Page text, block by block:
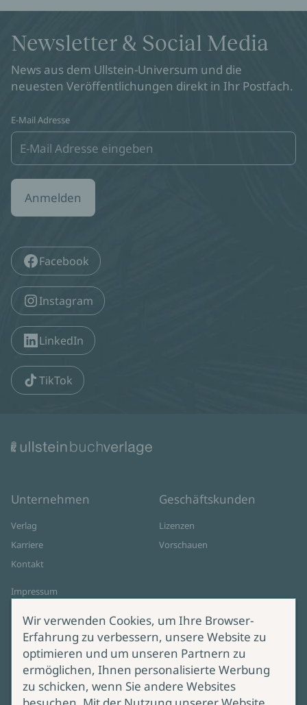
Newsletter & Social Media
News aus dem Ullstein-Universum und die
neuesten Veröffentlichungen direkt in Ihr Postfach.
E-Mail Adresse
Anmelden
Facebook
Instagram
LinkedIn
TikTok
Unternehmen
Verlag
Karriere
Kontakt
Impressum
Cookie-Einstellungen
AGB Online Shop
Geschäftskunden
Lizenzen
Vorschauen
Service Produktsicherheit
Wir verwenden Cookies, um Ihre Browser-
Erfahrung zu verbessern, unsere Website zu
optimieren und um unseren Partnern zu
ermöglichen, Ihnen personalisierte Werbung
zu schicken, wenn Sie andere Websites